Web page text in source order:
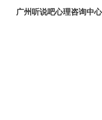
广州听说吧心理咨询中